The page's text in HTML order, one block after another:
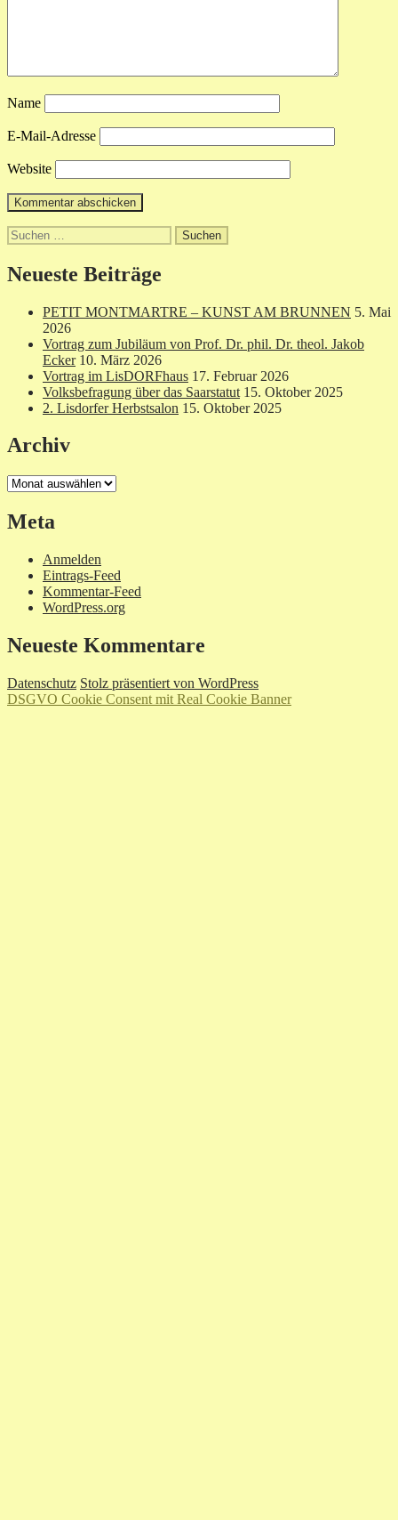
Name
E-Mail-Adresse
Website
Suchen
nach:
Neueste Beiträge
PETIT MONTMARTRE – KUNST AM BRUNNEN 5. Mai
2026
Vortrag zum Jubiläum von Prof. Dr. phil. Dr. theol. Jakob
Ecker 10. März 2026
Vortrag im LisDORFhaus 17. Februar 2026
Volksbefragung über das Saarstatut 15. Oktober 2025
2. Lisdorfer Herbstsalon 15. Oktober 2025
Archiv
Archiv
Meta
Anmelden
Eintrags-Feed
Kommentar-Feed
WordPress.org
Neueste Kommentare
Datenschutz Stolz präsentiert von WordPress
DSGVO Cookie Consent mit Real Cookie Banner